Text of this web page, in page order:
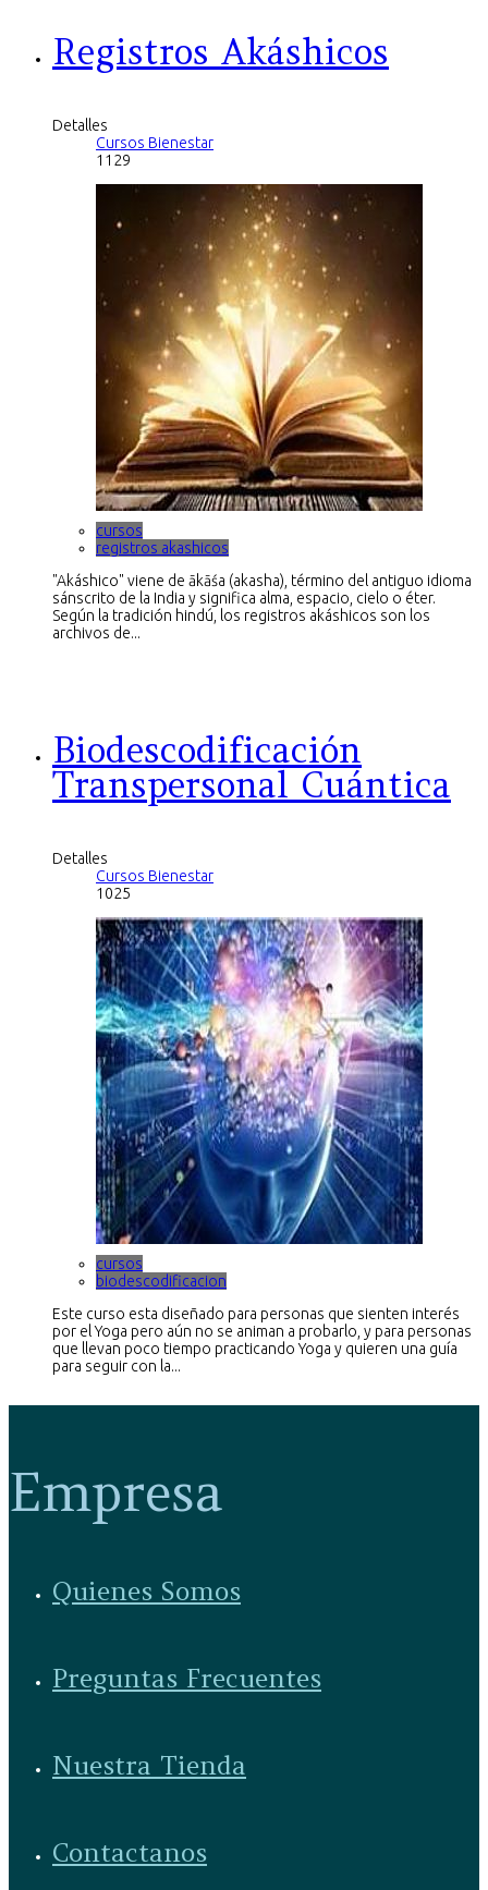
Registros Akáshicos
Detalles
Cursos Bienestar
1129
cursos
registros akashicos
"Akáshico" viene de ākāśa (akasha), término del antiguo idioma
sánscrito de la India y significa alma, espacio, cielo o éter.
Según la tradición hindú, los registros akáshicos son los
archivos de...
Biodescodificación
Transpersonal Cuántica
Detalles
Cursos Bienestar
1025
cursos
biodescodificacion
Este curso esta diseñado para personas que sienten interés
por el Yoga pero aún no se animan a probarlo, y para personas
que llevan poco tiempo practicando Yoga y quieren una guía
para seguir con la...
Empresa
Quienes Somos
Preguntas Frecuentes
Nuestra Tienda
Contactanos